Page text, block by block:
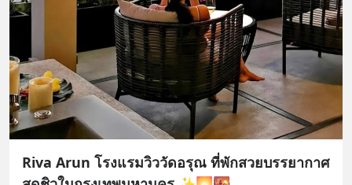
Riva​ Arun โรงแรมวิววัดอรุณ ที่พักสวยบรรยากาศ